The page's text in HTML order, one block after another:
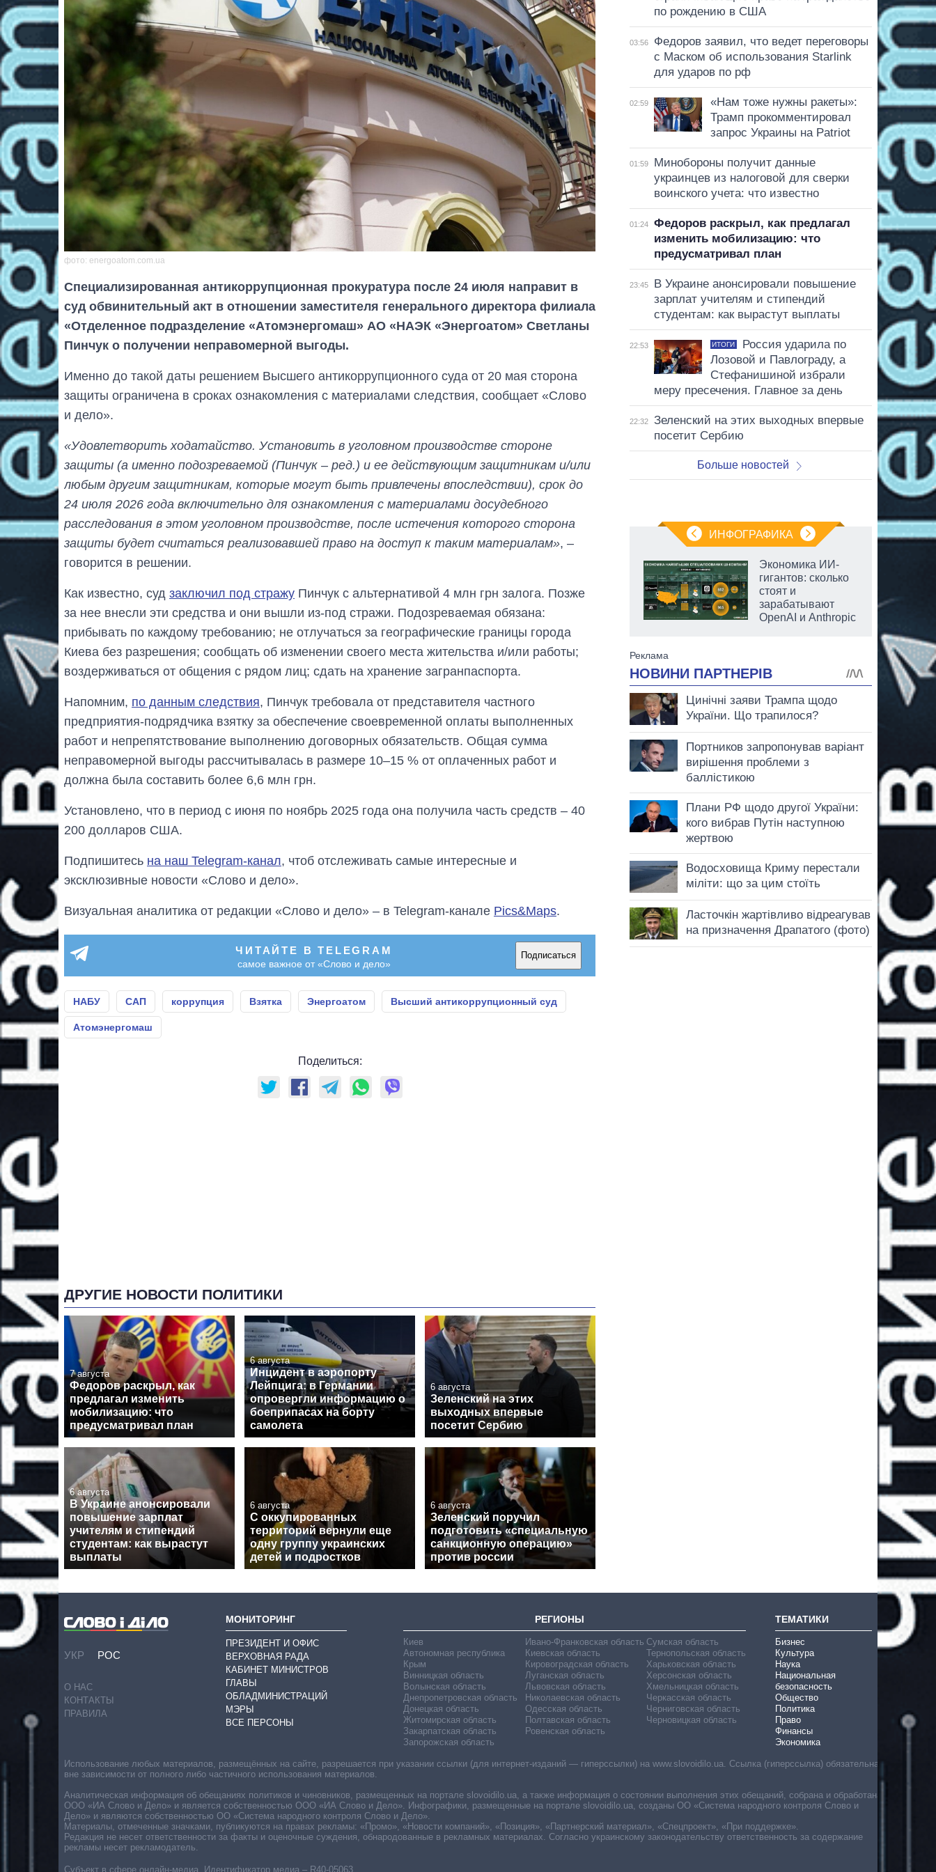
фото: energoatom.com.ua
Специализированная антикоррупционная прокуратура после 24 июля направит в
суд обвинительный акт в отношении заместителя генерального директора филиала
«Отделенное подразделение «Атомэнергомаш» АО «НАЭК «Энергоатом» Светланы
Пинчук о получении неправомерной выгоды.
Именно до такой даты решением Высшего антикоррупционного суда от 20 мая сторона
защиты ограничена в сроках ознакомления с материалами следствия, сообщает «Слово
и дело».
«Удовлетворить ходатайство. Установить в уголовном производстве стороне
защиты (а именно подозреваемой (Пинчук – ред.) и ее действующим защитникам и/или
любым другим защитникам, которые могут быть привлечены впоследствии), срок до
24 июля 2026 года включительно для ознакомления с материалами досудебного
расследования в этом уголовном производстве, после истечения которого сторона
защиты будет считаться реализовавшей право на доступ к таким материалам», –
говорится в решении.
Как известно, суд заключил под стражу Пинчук с альтернативой 4 млн грн залога. Позже
за нее внесли эти средства и они вышли из-под стражи. Подозреваемая обязана:
прибывать по каждому требованию; не отлучаться за географические границы города
Киева без разрешения; сообщать об изменении своего места жительства и/или работы;
воздерживаться от общения с рядом лиц; сдать на хранение загранпаспорта.
Напомним, по данным следствия, Пинчук требовала от представителя частного
предприятия-подрядчика взятку за обеспечение своевременной оплаты выполненных
работ и непрепятствование выполнению договорных обязательств. Общая сумма
неправомерной выгоды рассчитывалась в размере 10–15 % от оплаченных работ и
должна была составить более 6,6 млн грн.
Установлено, что в период с июня по ноябрь 2025 года она получила часть средств – 40
200 долларов США.
Подпишитесь на наш Telegram-канал, чтоб отслеживать самые интересные и
эксклюзивные новости «Слово и дело».
Визуальная аналитика от редакции «Слово и дело» – в Telegram-канале Pics&Maps.
ЧИТАЙТЕ В TELEGRAM
самое важное от «Слово и дело»
Подписаться
НАБУ САП коррупция Взятка Энергоатом Высший антикоррупционный суд
Атомэнергомаш
Поделиться:
ДРУГИЕ НОВОСТИ ПОЛИТИКИ
7 августа
Федоров раскрыл, как
предлагал изменить
мобилизацию: что
предусматривал план
6 августа
Инцидент в аэропорту
Лейпцига: в Германии
опровергли информацию о
боеприпасах на борту
самолета
6 августа
Зеленский на этих
выходных впервые
посетит Сербию
6 августа
В Украине анонсировали
повышение зарплат
учителям и стипендий
студентам: как вырастут
выплаты
6 августа
С оккупированных
территорий вернули еще
одну группу украинских
детей и подростков
6 августа
Зеленский поручил
подготовить «специальную
санкционную операцию»
против россии
по рождению в США
03:56
Федоров заявил, что ведет переговоры
с Маском об использования Starlink
для ударов по рф
02:59
«Нам тоже нужны ракеты»:
Трамп прокомментировал
запрос Украины на Patriot
01:59
Минобороны получит данные
украинцев из налоговой для сверки
воинского учета: что известно
01:24
Федоров раскрыл, как предлагал
изменить мобилизацию: что
предусматривал план
23:45
В Украине анонсировали повышение
зарплат учителям и стипендий
студентам: как вырастут выплаты
22:53 ИТОГИ
Россия ударила по
Лозовой и Павлограду, а
Стефанишиной избрали
меру пресечения. Главное за день
22:32
Зеленский на этих выходных впервые
посетит Сербию
Больше новостей
ИНФОГРАФИКА
холодную воду в
на начало августа
Экономика ИИ-
гигантов: сколько
стоят и
зарабатывают
OpenAI и Anthropic
УКР РОС
О НАС
КОНТАКТЫ
ПРАВИЛА
МОНИТОРИНГ
ПРЕЗИДЕНТ И ОФИС
ВЕРХОВНАЯ РАДА
КАБИНЕТ МИНИСТРОВ
ГЛАВЫ
ОБЛАДМИНИСТРАЦИЙ
МЭРЫ
ВСЕ ПЕРСОНЫ
РЕГИОНЫ
Киев
Автономная республика
Крым
Винницкая область
Волынская область
Днепропетровская область
Донецкая область
Житомирская область
Закарпатская область
Запорожская область
Ивано-Франковская область
Киевская область
Кировоградская область
Луганская область
Львовская область
Николаевская область
Одесская область
Полтавская область
Ровенская область
Сумская область
Тернопольская область
Харьковская область
Херсонская область
Хмельницкая область
Черкасская область
Черниговская область
Черновицкая область
ТЕМАТИКИ
Бизнес
Культура
Наука
Национальная
безопасность
Общество
Политика
Право
Финансы
Экономика
Субъект в сфере онлайн-медиа. Идентификатор медиа – R40-05063
Использование любых материалов, размещённых на сайте, разрешается при указании ссылки (для интернет-изданий — гиперссылки) на www.slovoidilo.ua. Ссылка (гиперссылка) обязательна
вне зависимости от полного либо частичного использования материалов.
Аналитическая информация об обещаниях политиков и чиновников, размещенных на портале slovoidilo.ua, а также информация о состоянии выполнения этих обещаний, собрана и обработана
ООО «ИА Слово и Дело» и является собственностью ООО «ИА Слово и Дело». Инфографики, размещенные на портале slovoidilo.ua, созданы ОО «Система народного контроля Слово и
Дело» и являются собственностью ОО «Система народного контроля Слово и Дело».
Материалы, отмеченные значками, публикуются на правах рекламы: «Промо», «Новости компаний», «Позиция», «Партнерский материал», «Спецпроект», «При поддержке».
Редакция не несет ответственности за факты и оценочные суждения, обнародованные в рекламных материалах. Согласно украинскому законодательству ответственность за содержание
рекламы несет рекламодатель.